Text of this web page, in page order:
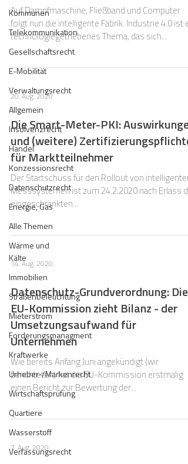
Kommunen
Telekommunikation
Gesellschaftsrecht
E-Mobilität
Verwaltungsrecht
Allgemein
Insolvenzrecht
Handel
Konzessionsrecht
Datenschutzrecht
Energie, Gas
Alle Themen
Wärme und
Kälte
Immobilien
Straßenbeleuchtung
Mieterstrom
Forderungsmanagment
Kraftwerke
Urheber-/Markenrecht
Wirtschaftsprüfung
Quartiere
Wasserstoff
Verfassungsrecht
Auf Dampfmaschine, Fließband und Computer
folgt nun die intelligente Fabrik. Industrie 4.0 ist
technologiegetriebenes Thema, das sich...
20. Aug. 2020
Die Smart-Meter-PKI: Auswirkungen
und (weitere)
für Marktteilnehmer
Der Startschuss für den Rollout von intelligenten
Messsystemen ist zum 24.2.2020 nach Erlass
eingeschränkten...
14. Aug. 2020
Datenschutz-Grundverordnung: Die
EU-Kommission zieht Bilanz - der
Umsetzungsaufwand für
Unternehmen
Wie bereits Anfang Juni angekündigt (wir
berichteten) hat die EU-Kommission erstmalig
einen Bericht zur Bewertung der...
7. Aug. 2020